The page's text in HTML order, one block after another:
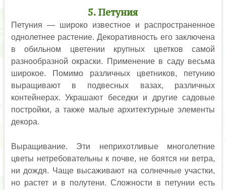
5. Петуния
Петуния — широко известное и распространенное
однолетнее растение. Декоративность его заключена
в обильном цветении крупных цветков самой
разнообразной окраски. Применение в саду весьма
широкое. Помимо различных цветников, петунию
выращивают в подвесных вазах, различных
контейнерах. Украшают беседки и другие садовые
постройки, а также малые архитектурные элементы
декора.
Выращивание. Эти неприхотливые многолетние
цветы нетребовательны к почве, не боятся ни ветра,
ни дождя. Чаще высаживают на солнечные участки,
но растет и в полутени. Сложности в петунии есть